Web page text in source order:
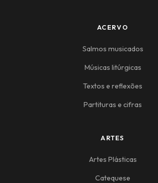
ACERVO
Salmos musicados
Músicas litúrgicas
Textos e reflexões
Partituras e cifras
ARTES
Artes Plásticas
Catequese